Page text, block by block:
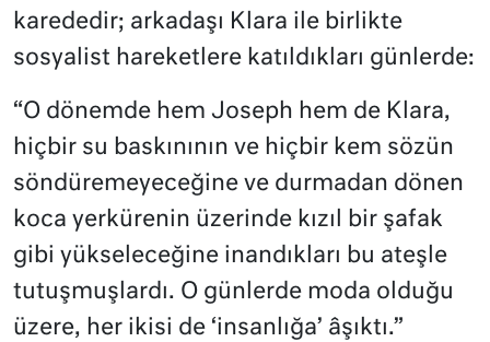
karededir; arkadaşı Klara ile birlikte
sosyalist hareketlere katıldıkları günlerde:
“O dönemde hem Joseph hem de Klara,
hiçbir su baskınının ve hiçbir kem sözün
söndüremeyeceğine ve durmadan dönen
koca yerkürenin üzerinde kızıl bir şafak
gibi yükseleceğine inandıkları bu ateşle
tutuşmuşlardı. O günlerde moda olduğu
üzere, her ikisi de ‘insanlığa’ âşıktı.”